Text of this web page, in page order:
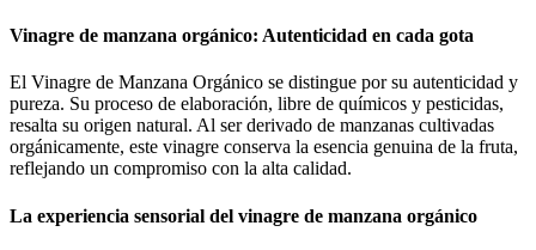
Vinagre de manzana orgánico: Autenticidad en cada gota
El Vinagre de Manzana Orgánico se distingue por su autenticidad y
pureza. Su proceso de elaboración, libre de químicos y pesticidas,
resalta su origen natural. Al ser derivado de manzanas cultivadas
orgánicamente, este vinagre conserva la esencia genuina de la fruta,
reflejando un compromiso con la alta calidad.
La experiencia sensorial del vinagre de manzana orgánico